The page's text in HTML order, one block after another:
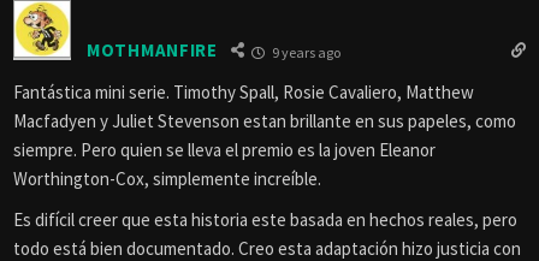
MOTHMANFIRE 9 years ago
Fantástica mini serie. Timothy Spall, Rosie Cavaliero, Matthew
Macfadyen y Juliet Stevenson estan brillante en sus papeles, como
siempre. Pero quien se lleva el premio es la joven Eleanor
Worthington-Cox, simplemente increíble.
Es difícil creer que esta historia este basada en hechos reales, pero
todo está bien documentado. Creo esta adaptación hizo justicia con